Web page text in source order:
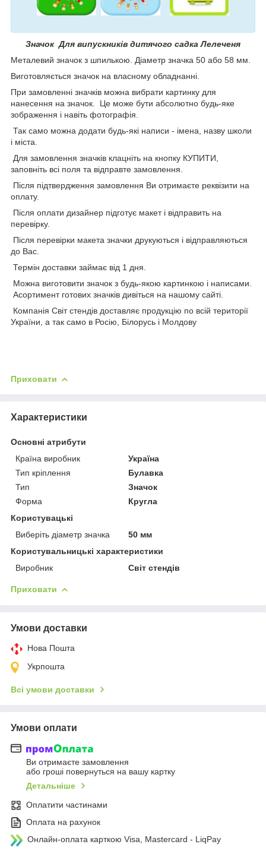
Значок Для випускників дитячого садка Лелеченя
Металевий значок з шпилькою. Діаметр значка 50 або 58 мм.
Виготовляється значок на власному обладнанні.
При замовленні значків можна вибрати картинку для
нанесення на значок. Це може бути абсолютно будь-яке
зображення і навіть фотографія.
Так само можна додати будь-які написи - імена, назву школи
і міста.
Для замовлення значків клацніть на кнопку КУПИТИ,
заповніть всі поля та відправте замовлення.
Після підтвердження замовлення Ви отримаєте реквізити на
оплату.
Після оплати дизайнер підготує макет і відправить на
перевірку.
Після перевірки макета значки друкуються і відправляються
до Вас.
Термін доставки займає від 1 дня.
Можна виготовити значок з будь-якою картинкою і написами.
Асортимент готових значків дивіться на нашому сайті.
Компанія Світ стендів доставляє продукцію по всій території
України, а так само в Росію, Білорусь і Молдову
Приховати
Характеристики
Основні атрибути
Країна виробник
Україна
Тип кріплення
Булавка
Тип
Значок
Форма
Кругла
Користувацькі
Виберіть діаметр значка
50 мм
Користувальницькі характеристики
Виробник
Світ стендів
Приховати
Умови доставки
Нова Пошта
Укрпошта
Всі умови доставки
Умови оплати
Ви отримаєте замовлення
або гроші повернуться на вашу картку
Детальніше
Оплатити частинами
Оплата на рахунок
Онлайн-оплата карткою Visa, Mastercard - LiqPay